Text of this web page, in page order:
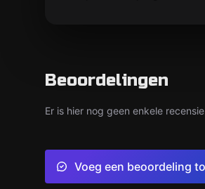
Beoordelingen
Er is hier nog geen enkele
Voeg een beoordeling